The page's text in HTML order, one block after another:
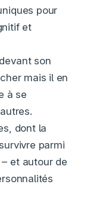
pour
et
son
mais il en
à se
dont la
parmi
et autour de